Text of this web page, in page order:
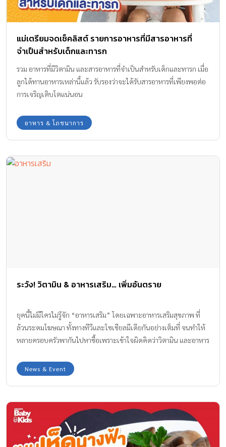
แม่เตรียมจดเช็คลิสต์ รายการอาหารที่มีสารอาหารที่
จำเป็นสำหรับเด็กและทารก
รวม อาหารที่มีวิตามิน และสารอาหารที่จำเป็นสำหรับเด็กและทารก เมื่อ
ลูกได้ทานอาหารเหล่านี้แล้ว รับรองว่าจะได้รับสารอาหารที่เพียงพอต่อ
การเจริญเติบโตแน่นอน
อาหาร & โภชนาการ
ระวัง! วิตามิน & อาหารเสริม… เพิ่มอันตราย
ยุคนี้ไม่มีใครไม่รู้จัก “อาหารเสริม” โดยเฉพาะอาหารเสริมสุขภาพ ที่
ล้วนระดมโฆษณา ทั้งทางทีวีและโซเชียลมีเดียกันอย่างเต็มที่ จนทำให้
หลายครอบครัวพากันไปหาซื้อเพราะเข้าใจผิดคิดว่าวิตามิน และอาหาร
News & Event